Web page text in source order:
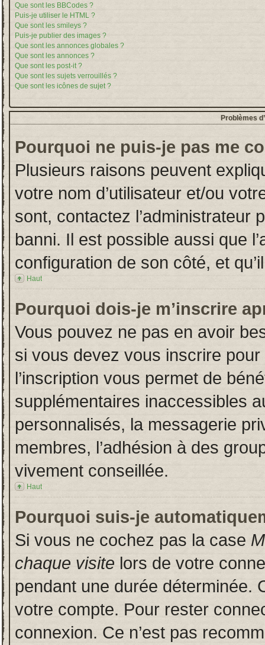
Que sont les BBCodes ?
Puis-je utiliser le HTML ?
Que sont les smileys ?
Puis-je publier des images ?
Que sont les annonces globales ?
Que sont les annonces ?
Que sont les post-it ?
Que sont les sujets verrouillés ?
Que sont les icônes de sujet ?
Problèmes
Pourquoi ne puis-je pas me
Plusieurs raisons peuvent
votre nom d’utilisateur et/ou
sont, contactez l’administrateur
banni. Il est possible aussi que
configuration de son côté, et
Haut
Pourquoi dois-je m’inscrire
Vous pouvez ne pas en avoir
si vous devez vous inscrire
l’inscription vous permet de
supplémentaires inaccessibles
personnalisés, la messagerie
membres, l’adhésion à des
vivement conseillée.
Haut
Pourquoi suis-je
Si vous ne cochez pas la case
chaque visite lors de votre
pendant une durée déterminée.
votre compte. Pour rester
connexion. Ce n’est pas